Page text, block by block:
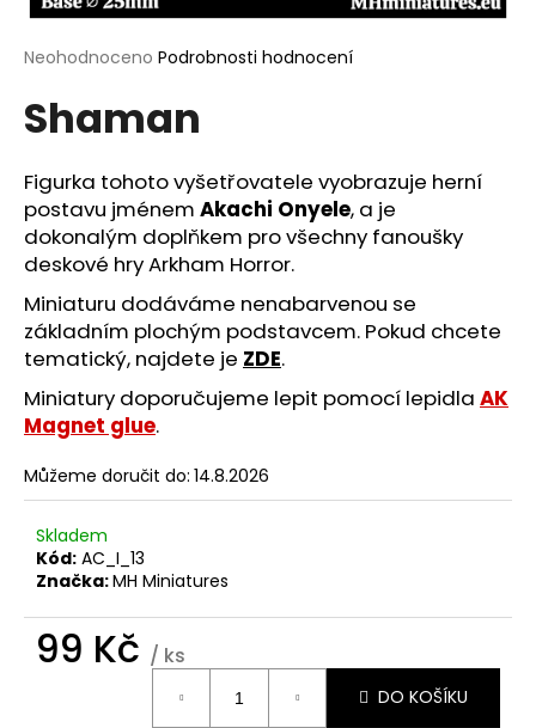
Průměrné
produktu
je
z
5
hvězdiček.
Neohodnoceno Podrobnosti hodnocení
Shaman
Figurka tohoto vyšetřovatele vyobrazuje herní
postavu jménem Akachi Onyele, a je
dokonalým doplňkem pro všechny fanoušky
deskové hry Arkham Horror.
Miniaturu dodáváme nenabarvenou se
základním plochým podstavcem. Pokud chcete
tematický, najdete je ZDE.
Miniatury doporučujeme lepit pomocí lepidla AK
Magnet glue.
Můžeme doručit do: 14.8.2026
Skladem
Kód: AC_I_13
Značka:MH Miniatures
99 Kč / ks
DO KOŠÍKU
a
j
t
HLEDAT
o
p
r
č
u
e
m